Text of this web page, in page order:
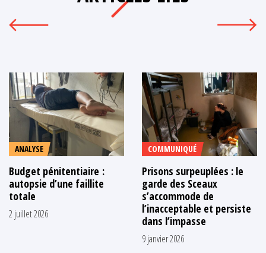
ANALYSE
Budget pénitentiaire :
autopsie d’une faillite
totale
2 juillet 2026
COMMUNIQUÉ
Prisons surpeuplées : le
garde des Sceaux
s’accommode de
l’inacceptable et persiste
dans l’impasse
9 janvier 2026